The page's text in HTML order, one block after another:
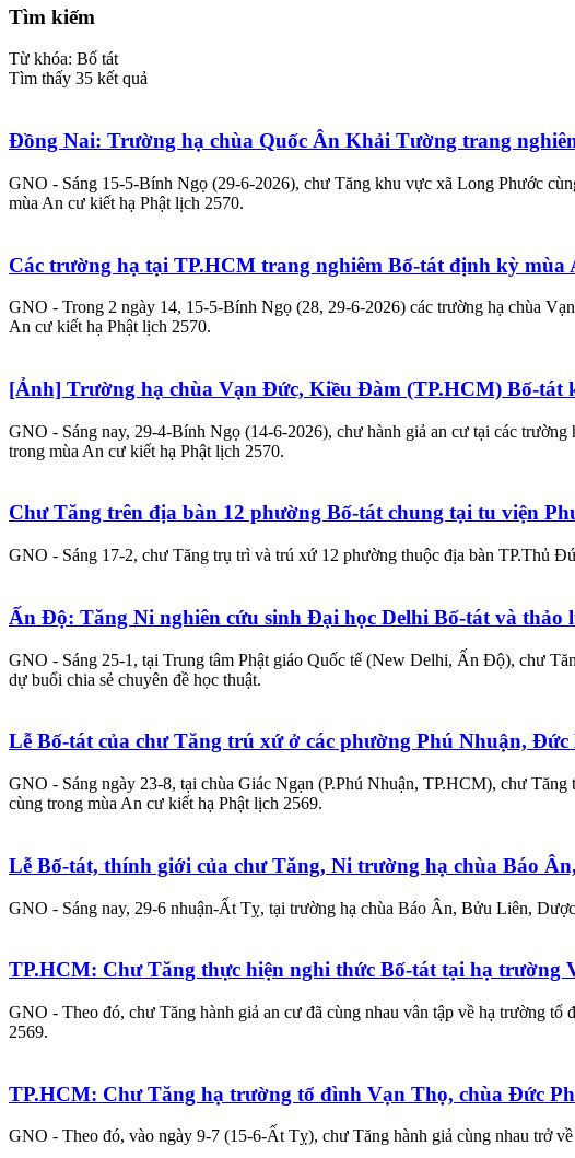
Tìm kiếm
Từ khóa: Bố tát
Tìm thấy 35 kết quả
Đồng Nai: Trường hạ chùa Quốc Ân Khải Tường trang
GNO - Sáng 15-5-Bính Ngọ (29-6-2026), chư Tăng khu vực xã Long Phước
mùa An cư kiết hạ Phật lịch 2570.
Các trường hạ tại TP.HCM trang nghiêm Bố-tát định kỳ mùa
GNO - Trong 2 ngày 14, 15-5-Bính Ngọ (28, 29-6-2026) các trường hạ chùa
An cư kiết hạ Phật lịch 2570.
[Ảnh] Trường hạ chùa Vạn Đức, Kiều Đàm (TP.HCM) Bố-tát
GNO - Sáng nay, 29-4-Bính Ngọ (14-6-2026), chư hành giả an cư tại các
trong mùa An cư kiết hạ Phật lịch 2570.
Chư Tăng trên địa bàn 12 phường Bố-tát chung tại tu viện
GNO - Sáng 17-2, chư Tăng trụ trì và trú xứ 12 phường thuộc địa bàn TP.Thủ
Ấn Độ: Tăng Ni nghiên cứu sinh Đại học Delhi Bố-tát và thảo
GNO - Sáng 25-1, tại Trung tâm Phật giáo Quốc tế (New Delhi, Ấn Độ), chư
dự buổi chia sẻ chuyên đề học thuật.
Lễ Bố-tát của chư Tăng trú xứ ở các phường Phú Nhuận,
GNO - Sáng ngày 23-8, tại chùa Giác Ngạn (P.Phú Nhuận, TP.HCM), chư
cùng trong mùa An cư kiết hạ Phật lịch 2569.
Lễ Bố-tát, thính giới của chư Tăng, Ni trường hạ chùa Báo
GNO - Sáng nay, 29-6 nhuận-Ất Tỵ, tại trường hạ chùa Báo Ân, Bửu Liên,
TP.HCM: Chư Tăng thực hiện nghi thức Bố-tát tại hạ trường
GNO - Theo đó, chư Tăng hành giả an cư đã cùng nhau vân tập về hạ trường
2569.
TP.HCM: Chư Tăng hạ trường tổ đình Vạn Thọ, chùa Đức
GNO - Theo đó, vào ngày 9-7 (15-6-Ất Tỵ), chư Tăng hành giả cùng nhau trở